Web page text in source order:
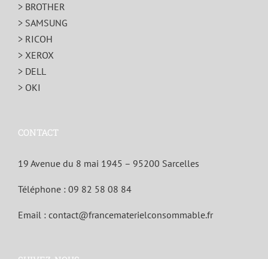
> BROTHER
> SAMSUNG
> RICOH
> XEROX
> DELL
> OKI
CONTACT
19 Avenue du 8 mai 1945 – 95200 Sarcelles
Téléphone : 09 82 58 08 84
Email : contact@francematerielconsommable.fr